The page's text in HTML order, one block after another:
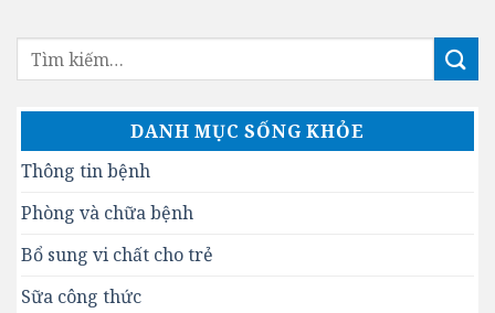
DANH MỤC SỐNG KHỎE
Thông tin bệnh
Phòng và chữa bệnh
Bổ sung vi chất cho trẻ
Sữa công thức